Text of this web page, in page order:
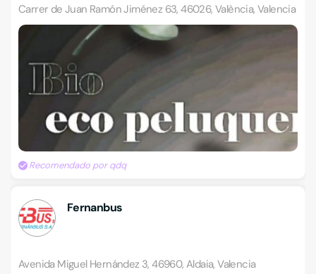
Carrer de Juan Ramón Jiménez 63, 46026, València, Valencia
Recomendado por qdq
Fernanbus
Avenida Miguel Hernández 3, 46960, Aldaia, Valencia